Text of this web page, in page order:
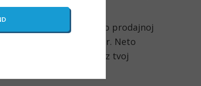
otvoriti poziciju po prodajnoj
moraš kupiti ugovor. Neto
se nadoknađuje kroz tvoj